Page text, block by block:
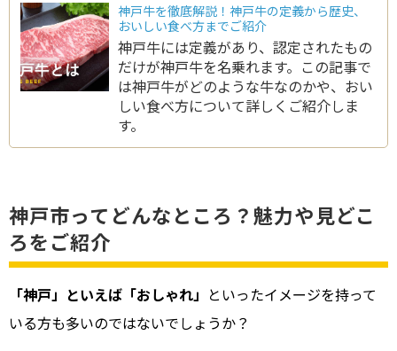
神戸牛を徹底解説！神戸牛の定義から歴史、
おいしい食べ方までご紹介
神戸牛には定義があり、認定されたもの
だけが神戸牛を名乗れます。この記事で
は神戸牛がどのような牛なのかや、おい
しい食べ方について詳しくご紹介しま
す。
神戸市ってどんなところ？魅力や見どこ
ろをご紹介
「神戸」といえば「おしゃれ」 といったイメージを持って
いる方も多いのではないでしょうか？